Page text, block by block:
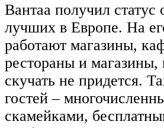
Вантаа получил статус
лучших в Европе. На
работают магазины,
рестораны и магазины,
скучать не придется.
гостей –
скамейками,